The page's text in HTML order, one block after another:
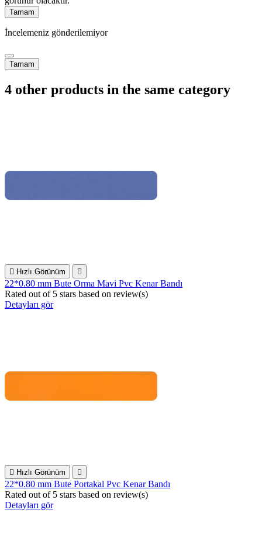
Tamam
İncelemeniz gönderilemiyor
Tamam
4 other products in the same category
 Hızlı Görünüm 
22*0.80 mm Bute Orma Mavi Pvc Kenar Bandı
Rated out of 5 stars based on review(s)
Detayları gör
 Hızlı Görünüm 
22*0.80 mm Bute Portakal Pvc Kenar Bandı
Rated out of 5 stars based on review(s)
Detayları gör